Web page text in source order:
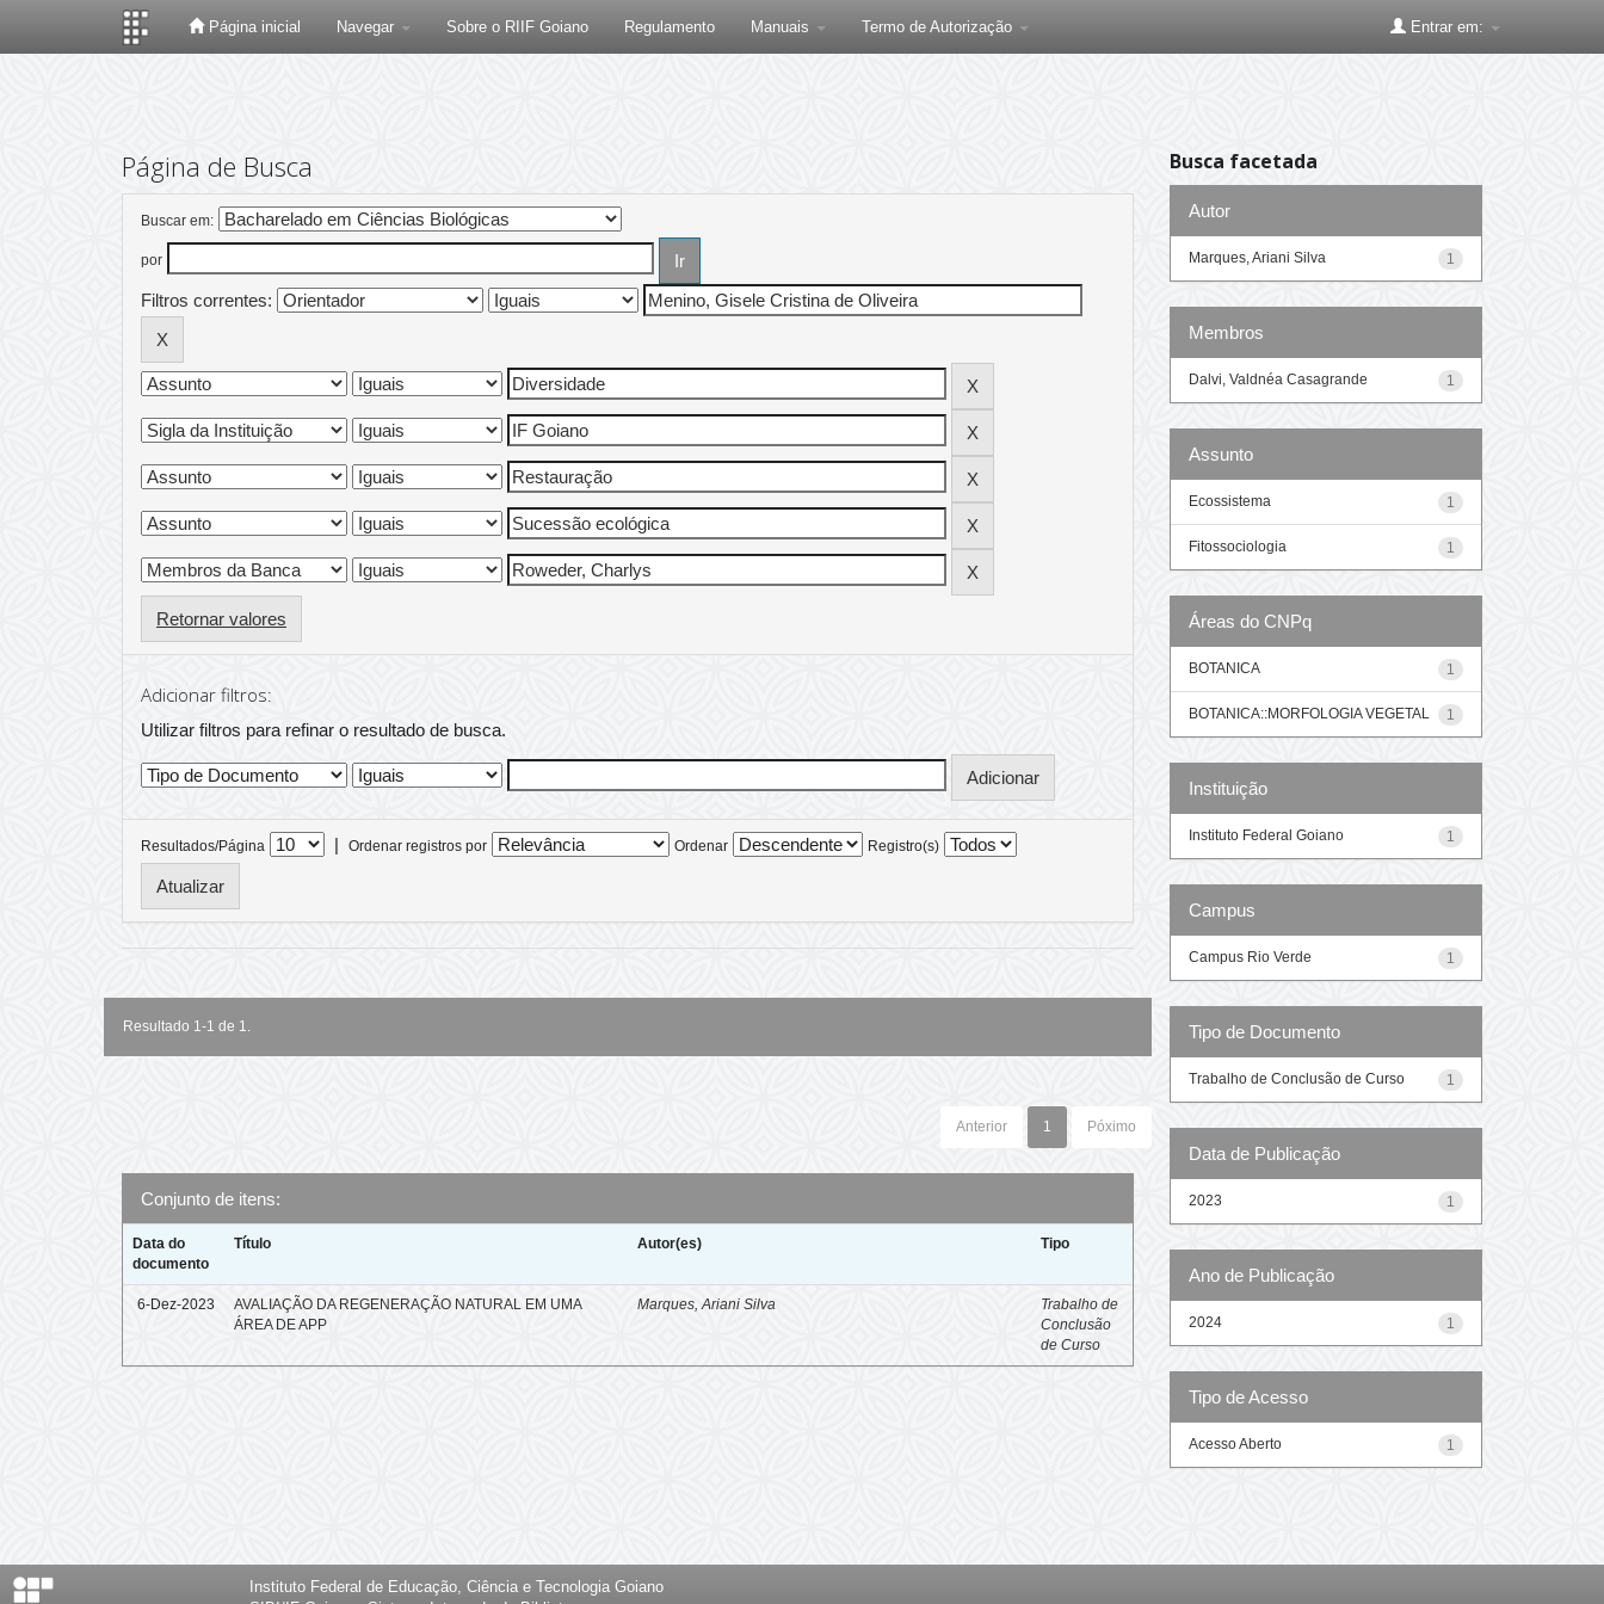
Página inicial Navegar Sobre o RIIF Goiano Regulamento Manuais Termo de Autorização Entrar em:
Página de Busca
Buscar em:
por
Filtros correntes:
Retornar valores
Adicionar filtros:
Utilizar filtros para refinar o resultado de busca.
Resultados/Página | Ordenar registros por Ordenar Registro(s)
Resultado 1-1 de 1.
Anterior 1 Póximo
Conjunto de itens:
Data do
documento
Título Autor(es) Tipo
6-Dez-2023
AVALIAÇÃO DA REGENERAÇÃO NATURAL EM UMA
ÁREA DE APP
Marques, Ariani Silva
Trabalho de
Conclusão
de Curso
Busca facetada
Autor
1
Marques, Ariani Silva
Membros
1
Dalvi, Valdnéa Casagrande
Assunto
1
Ecossistema
1
Fitossociologia
Áreas do CNPq
1
BOTANICA
1
BOTANICA::MORFOLOGIA VEGETAL
Instituição
1
Instituto Federal Goiano
Campus
1
Campus Rio Verde
Tipo de Documento
1
Trabalho de Conclusão de Curso
Data de Publicação
1
2023
Ano de Publicação
1
2024
Tipo de Acesso
1
Acesso Aberto
Instituto Federal de Educação, Ciência e Tecnologia Goiano